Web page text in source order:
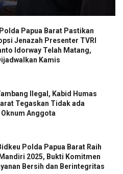
Papua Barat Pastikan
Jenazah Presenter TVRI
Idorway Telah Matang,
Kamis
Ilegal, Kabid Humas
Tegaskan Tidak ada
Anggota
Polda Papua Barat Raih
2025, Bukti Komitmen
Bersih dan Berintegritas